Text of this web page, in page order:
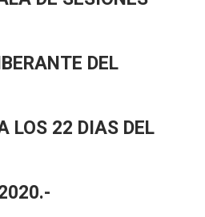
DEL
LOS 22 DIAS DEL